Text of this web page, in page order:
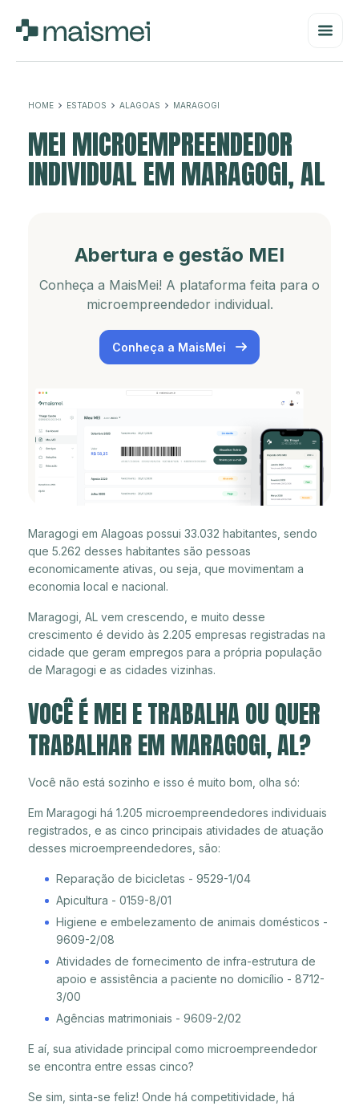
HOME ESTADOS ALAGOAS MARAGOGI
MEI MICROEMPREENDEDOR
INDIVIDUAL EM MARAGOGI, AL
Abertura e gestão MEI
Conheça a MaisMei! A plataforma feita para o
microempreendedor individual.
Conheça a MaisMei
Maragogi em Alagoas possui 33.032 habitantes, sendo
que 5.262 desses habitantes são pessoas
economicamente ativas, ou seja, que movimentam a
economia local e nacional.
Maragogi, AL vem crescendo, e muito desse
crescimento é devido às 2.205 empresas registradas na
cidade que geram empregos para a própria população
de Maragogi e as cidades vizinhas.
VOCÊ É MEI E TRABALHA OU QUER
TRABALHAR EM MARAGOGI, AL?
Você não está sozinho e isso é muito bom, olha só:
Em Maragogi há 1.205 microempreendedores individuais
registrados, e as cinco principais atividades de atuação
desses microempreendedores, são:
Reparação de bicicletas - 9529-1/04
Apicultura - 0159-8/01
Higiene e embelezamento de animais domésticos -
9609-2/08
Atividades de fornecimento de infra-estrutura de
apoio e assistência a paciente no domicílio - 8712-
3/00
Agências matrimoniais - 9609-2/02
E aí, sua atividade principal como microempreendedor
se encontra entre essas cinco?
Se sim, sinta-se feliz! Onde há competitividade, há